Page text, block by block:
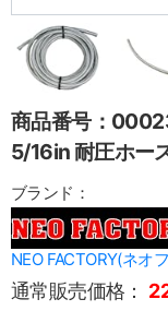
商品番号：
5/16in 耐圧ホー
ブランド：
NEO FACTORY(ネオ
通常販売価格：